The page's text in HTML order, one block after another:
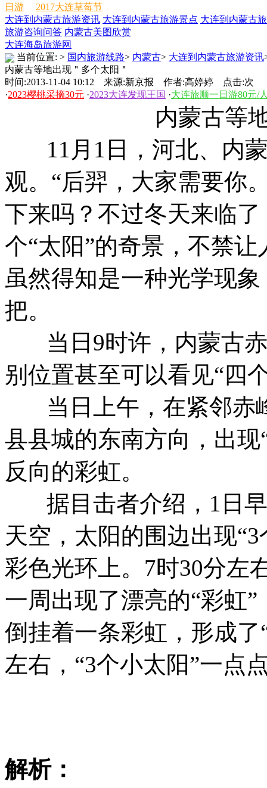
日游
2017大连草莓节
大连到内蒙古旅游资讯 大连到内蒙古旅游景点 大连到内蒙古
旅游咨询问答 内蒙古美图欣赏
大连海岛旅游网
当前位置: > 国内旅游线路> 内蒙古> 大连到内蒙古旅游资讯
内蒙古等地出现＂多个太阳＂
时间:2013-11-04 10:12 来源:新京报 作者:高婷婷 点击:次
·2023樱桃采摘30元 ·2023大连发现王国 ·大连旅顺一日游80元/
内蒙古等
11月1日，河北、内蒙
观。“后羿，大家需要你
下来吗？不过冬天来临
个“太阳”的奇景，不禁
虽然得知是一种光学现
把。
当日9时许，内蒙古赤
别位置甚至可以看见“四
当日上午，在紧邻赤
县县城的东南方向，出
反向的彩虹。
据目击者介绍，1日早
天空，太阳的围边出现
彩色光环上。7时30分左
一周出现了漂亮的“彩虹
倒挂着一条彩虹，形成
左右，“3个小太阳”一点
解析：